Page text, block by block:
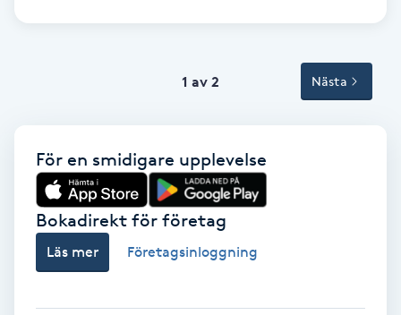
Vaccination
Vampyrbehandling
Vaxning
1 av 2 Nästa
För en smidigare upplevelse
Bokadirekt för företag
Läs mer Företagsinloggning